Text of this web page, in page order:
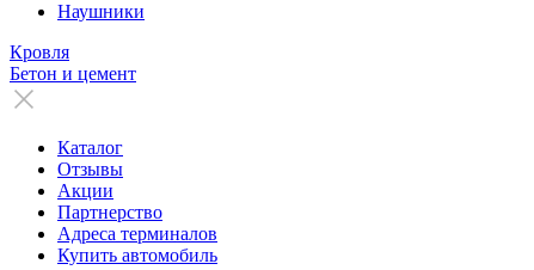
Наушники
Кровля
Бетон и цемент
Каталог
Отзывы
Акции
Партнерство
Адреса терминалов
Купить автомобиль